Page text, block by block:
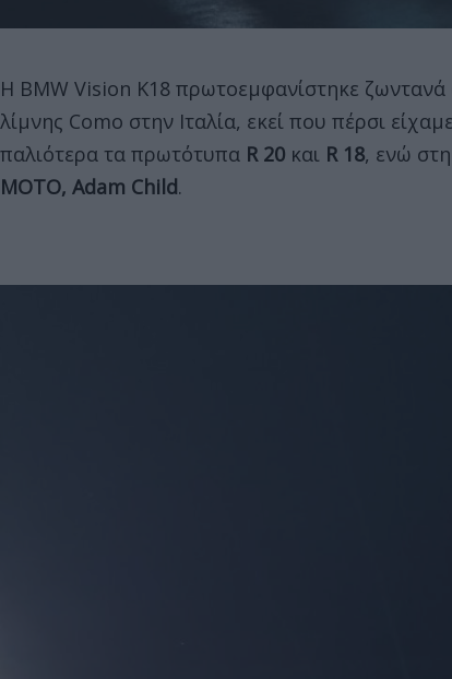
H BMW Vision K18 πρωτοεμφανίστηκε ζωντανά
λίμνης Como στην Ιταλία, εκεί που πέρσι
παλιότερα τα πρωτότυπα R 20 και R 18, ενώ
ΜΟΤΟ, Adam Child.